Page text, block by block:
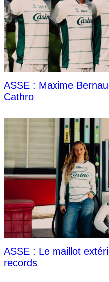
ASSE : Maxime
Cathro
ASSE : Le maillot
records